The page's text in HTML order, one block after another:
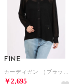
FINE
￥2,695